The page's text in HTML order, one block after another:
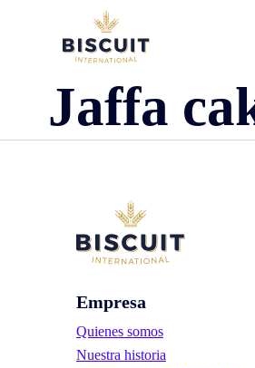
Aller au contenu
Jaffa
Empresa
Quienes somos
Nuestra historia